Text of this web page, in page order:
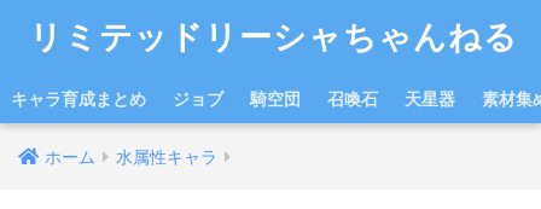
リミテッドリーシャちゃんねる
キャラ育成まとめ ジョブ 騎空団 召喚石 天星器 素材集
ホーム 水属性キャラ